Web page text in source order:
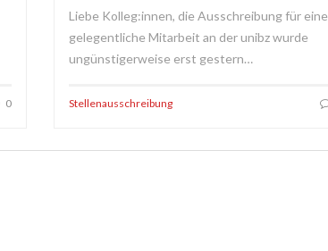
0
Liebe Kolleg:innen, die Ausschreibung für eine
gelegentliche Mitarbeit an der unibz wurde
ungünstigerweise erst gestern…
Stellenausschreibung